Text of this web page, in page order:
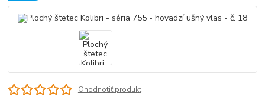
Ohodnotiť produkt